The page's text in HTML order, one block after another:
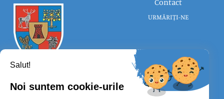
CONSILIUL JUDEȚEAN SATU MARE
Contact
URMĂRIȚI-NE
Salut!
Noi suntem cookie-urile